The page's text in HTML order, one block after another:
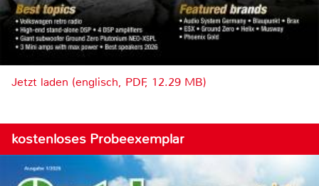
Jetzt laden (englisch, PDF, 12.29 MB)
kostenloses Probeexemplar